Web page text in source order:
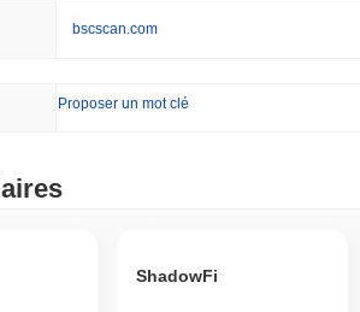
bscscan.com
Proposer un mot clé
ShadowFi